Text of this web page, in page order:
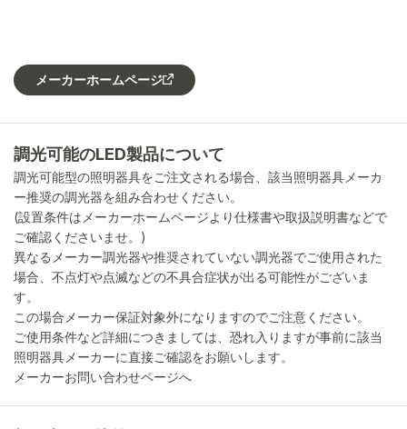
メーカーホームページ
調光可能のLED製品について
調光可能型の照明器具をご注文される場合、該当照明器具メーカ
ー推奨の調光器を組み合わせください。
(設置条件はメーカーホームページより仕様書や取扱説明書などで
ご確認くださいませ。)
異なるメーカー調光器や推奨されていない調光器でご使用された
場合、不点灯や点滅などの不具合症状が出る可能性がございま
す。
この場合メーカー保証対象外になりますのでご注意ください。
ご使用条件など詳細につきましては、恐れ入りますが事前に該当
照明器具メーカーに直接ご確認をお願いします。
メーカーお問い合わせページへ